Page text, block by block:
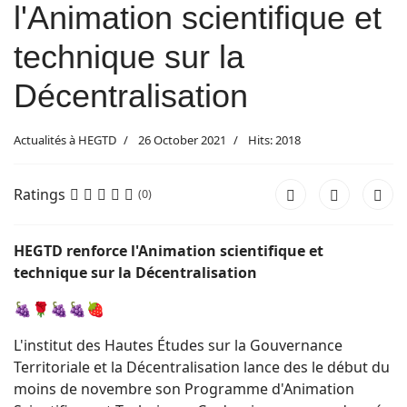
l'Animation scientifique et
technique sur la
Décentralisation
Actualités à HEGTD 26 October 2021 Hits: 2018
Ratings (0)
HEGTD renforce l'Animation scientifique et
technique sur la Décentralisation
🍇🌹🍇🍇🍓
L'institut des Hautes Études sur la Gouvernance
Territoriale et la Décentralisation lance des le début du
moins de novembre son Programme d'Animation